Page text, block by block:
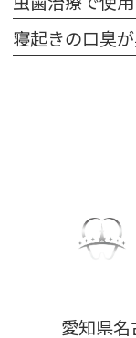
寝起きの口臭
愛知県